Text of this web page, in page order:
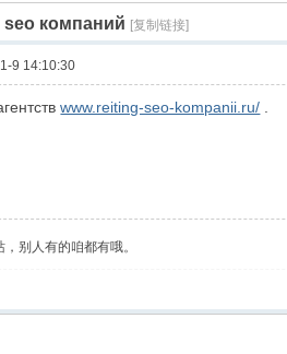
seo компаний [复制链接]
9 14:10:30
www.reiting-seo-kompanii.ru/
别人有的咱都有哦。